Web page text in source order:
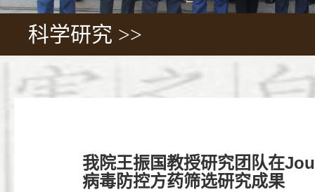
科学研究 >>
我院王振国教授研究团队在
病毒防控方药筛选研究成果